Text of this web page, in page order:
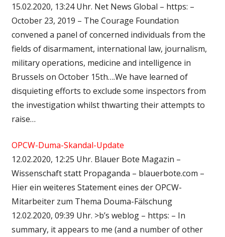
15.02.2020, 13:24 Uhr. Net News Global – https: –
October 23, 2019 – The Courage Foundation
convened a panel of concerned individuals from the
fields of disarmament, international law, journalism,
military operations, medicine and intelligence in
Brussels on October 15th….We have learned of
disquieting efforts to exclude some inspectors from
the investigation whilst thwarting their attempts to
raise…
OPCW-Duma-Skandal-Update
12.02.2020, 12:25 Uhr. Blauer Bote Magazin –
Wissenschaft statt Propaganda – blauerbote.com –
Hier ein weiteres Statement eines der OPCW-
Mitarbeiter zum Thema Douma-Fälschung
12.02.2020, 09:39 Uhr. >b’s weblog – https: – In
summary, it appears to me (and a number of other